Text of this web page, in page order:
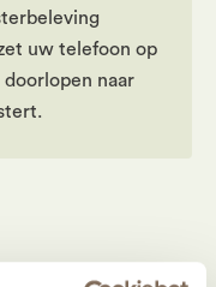
uw telefoon op
doorlopen naar